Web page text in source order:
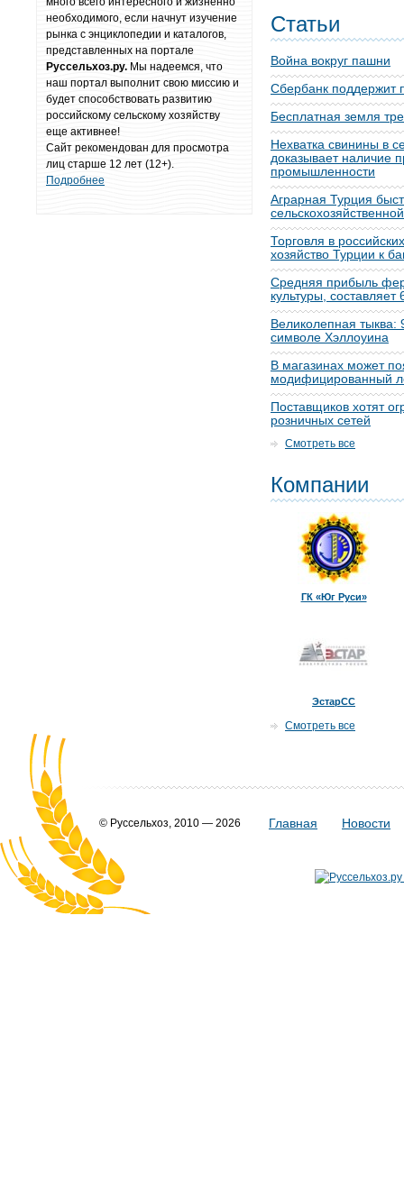
Статьи
Война вокруг пашни
Сбербанк поддержит
Бесплатная земля
Нехватка свинины в
доказывает наличие
промышленности
Аграрная Турция
Торговля в
хозяйство Турции к
Средняя прибыль
культуры, составляет
Великолепная тыква:
символе Хэллоуина
В магазинах может
модифицированный
Поставщиков хотят
розничных сетей
Смотреть все
Компании
ГК «Юг Руси»
ЭстарСС
Смотреть все
необходимого, если начнут изучение
рынка с энциклопедии и каталогов,
представленных на портале
Руссельхоз.ру. Мы надеемся, что
наш портал выполнит свою миссию и
будет способствовать развитию
российскому сельскому хозяйству
еще активнее!
Сайт рекомендован для просмотра
лиц старше 12 лет (12+).
Подробнее
© Руссельхоз, 2010 — 2026 Главная Новости